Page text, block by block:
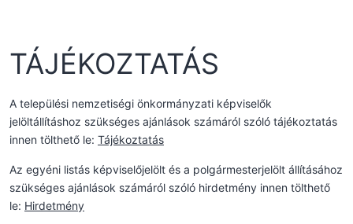
TÁJÉKOZTATÁS
A települési nemzetiségi önkormányzati képviselők
jelöltállításhoz szükséges ajánlások számáról szóló tájékoztatás
innen tölthető le: Tájékoztatás
Az egyéni listás képviselőjelölt és a polgármesterjelölt állításához
szükséges ajánlások számáról szóló hirdetmény innen tölthető
le: Hirdetmény